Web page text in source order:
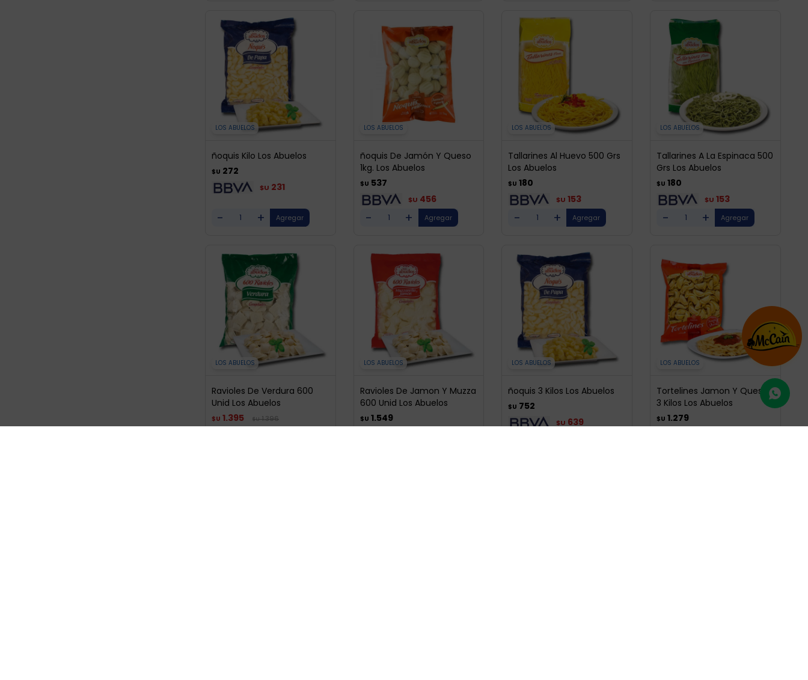
LOS ABUELOS
ñoquis Kilo Los Abuelos
$U 272
$U 231
- +
LOS ABUELOS
ñoquis De Jamón Y Queso
1kg. Los Abuelos
$U 537
$U 456
- +
LOS ABUELOS
Tallarines Al Huevo 500 Grs
Los Abuelos
$U 180
$U 153
- +
LOS ABUELOS
Tallarines A La Espinaca 500
Grs Los Abuelos
$U 180
$U 153
- +
LOS ABUELOS
Ravioles De Verdura 600
Unid Los Abuelos
$U 1.395 $U 1.396
LOS ABUELOS
Ravioles De Jamon Y Muzza
600 Unid Los Abuelos
$U 1.549
LOS ABUELOS
ñoquis 3 Kilos Los Abuelos
$U 752
$U 639
LOS ABUELOS
Tortelines Jamon Y Queso
3 Kilos Los Abuelos
$U 1.279